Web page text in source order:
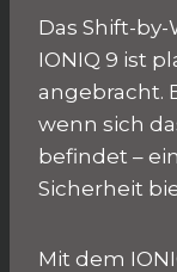
Das Shift-
IONIQ 9 ist
angebracht.
wenn sich
befindet –
Sicherheit
Mit dem